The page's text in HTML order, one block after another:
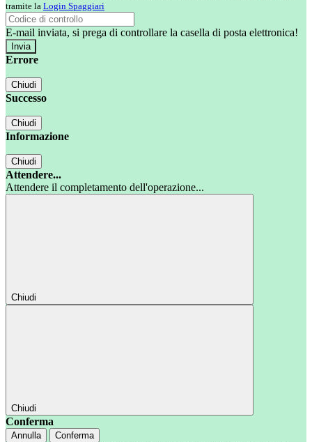
tramite la Login Spaggiari
E-mail inviata, si prega di controllare la casella di posta elettronica!
Errore
Chiudi
Successo
Chiudi
Informazione
Chiudi
Attendere...
Attendere il completamento dell'operazione...
Chiudi
Chiudi
Conferma
Annulla Conferma